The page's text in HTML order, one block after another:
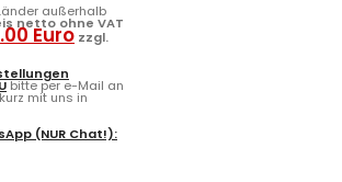
außerhalb
netto ohne VAT
Euro zzgl.
bitte per e-Mail an
mit uns in
(NUR Chat!):